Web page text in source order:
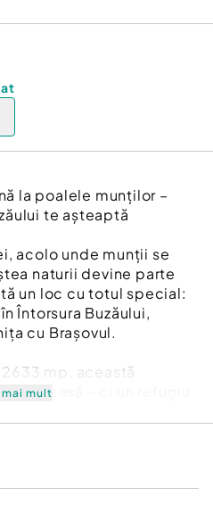
la poalele munților –
te așteaptă
acolo unde munții se
naturii devine parte
un loc cu totul special:
Întorsura Buzăului,
cu Brașovul.
mp, această
o casă – ci un refugiu
cu o suprafață
tradițional cu căldura unui
dormitoare de câte 16
mai mult